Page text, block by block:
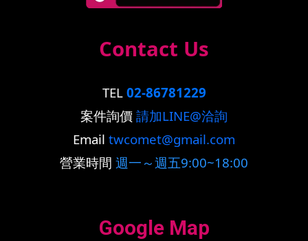
Contact Us
TEL 02-86781229
案件詢價 請加LINE@洽詢
Email twcomet@gmail.com
營業時間 週一～週五9:00~18:00
Google Map